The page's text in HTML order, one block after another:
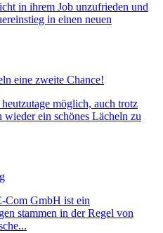
in ihrem Job unzufrieden und
in einen neuen
eine zweite Chance!
möglich, auch trotz
ein schönes Lächeln zu
Com GmbH ist ein
stammen in der Regel von